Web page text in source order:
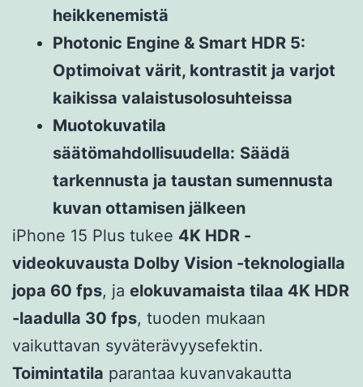
heikkenemistä
Photonic Engine & Smart HDR 5:
Optimoivat värit, kontrastit ja varjot
kaikissa valaistusolosuhteissa
Muotokuvatila
säätömahdollisuudella: Säädä
tarkennusta ja taustan sumennusta
kuvan ottamisen jälkeen
iPhone 15 Plus tukee 4K HDR -
videokuvausta Dolby Vision -teknologialla
jopa 60 fps, ja elokuvamaista tilaa 4K HDR
-laadulla 30 fps, tuoden mukaan
vaikuttavan syväterävyysefektin.
Toimintatila parantaa kuvanvakautta